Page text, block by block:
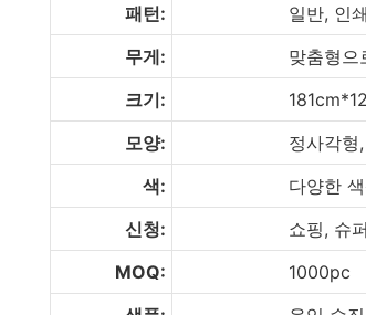
패턴:
일반, 인쇄,
무게:
맞춤형으로
크기:
모양:
정사각형,
색:
다양한 색상 사
신청:
쇼핑, 슈퍼마켓
MOQ:
1000pc